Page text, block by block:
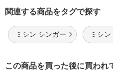
関連する商品をタグで探す
ミシン シンガー ミシ
この商品を買った後に買われ